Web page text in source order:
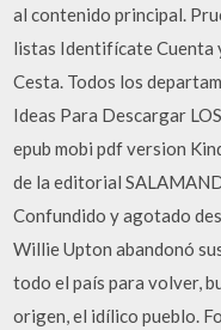
al contenido principal.
listas Identifícate Cuenta
Cesta. Todos los
Ideas Para Descargar
epub mobi pdf version
de la editorial
Confundido y agotado
Willie Upton abandonó
todo el país para volver,
origen, el idílico pueblo.